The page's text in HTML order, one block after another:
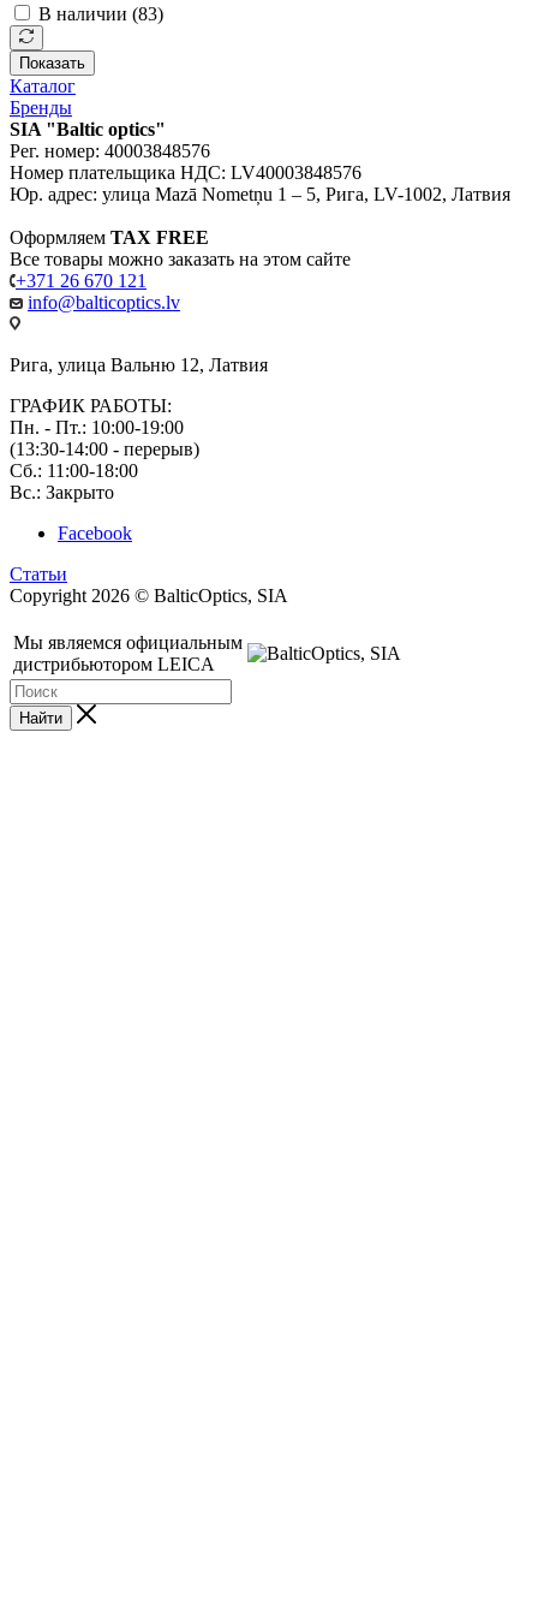
В наличии (83)
Показать
Каталог
Бренды
SIA "Baltic optics"
Рег. номер: 40003848576
Номер плательщика НДС: LV40003848576
Юр. адрес: улица Mazā Nometņu 1 – 5, Рига, LV-1002, Латвия
Оформляем TAX FREE
Все товары можно заказать на этом сайте
+371 26 670 121
info@balticoptics.lv
Рига, улица Вальню 12, Латвия
ГРАФИК РАБОТЫ:
Пн. - Пт.: 10:00-19:00
(13:30-14:00 - перерыв)
Сб.: 11:00-18:00
Вс.: Закрыто
Facebook
Статьи
Copyright 2026 © BalticOptics, SIA
Мы являемся официальным
дистрибьютором LEICA
Найти